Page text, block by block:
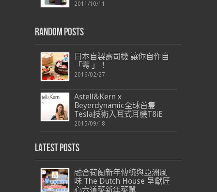
2011/10/11
Random Posts
日本自製壽司機 讓你自作自
「壽 」！
2016/02/27
Astell&Kern x
Beyerdynamic全球首隻
Tesla技術入耳式耳機T8iE
2015/09/18
Latest Posts
融合荷蘭新年傳統與亞洲風
味 The Dutch House 呈獻匠
心六道菜新年菜單